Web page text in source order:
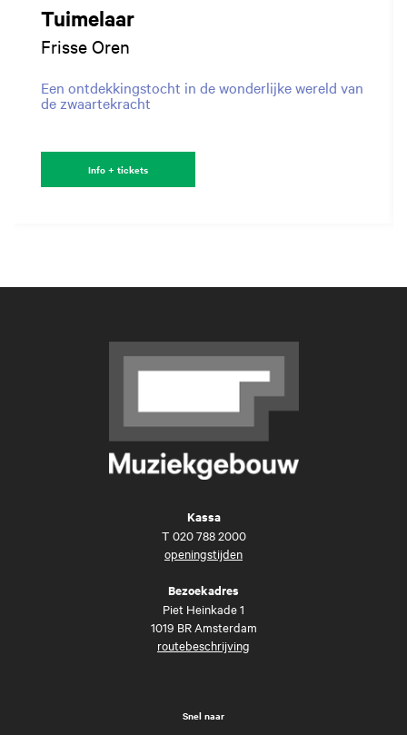
Tuimelaar
Frisse Oren
Een ontdekkingstocht in de wonderlijke wereld van
de zwaartekracht
Info + tickets
Kassa
T 020 788 2000
openingstijden
Bezoekadres
Piet Heinkade 1
1019 BR Amsterdam
routebeschrijving
Snel naar